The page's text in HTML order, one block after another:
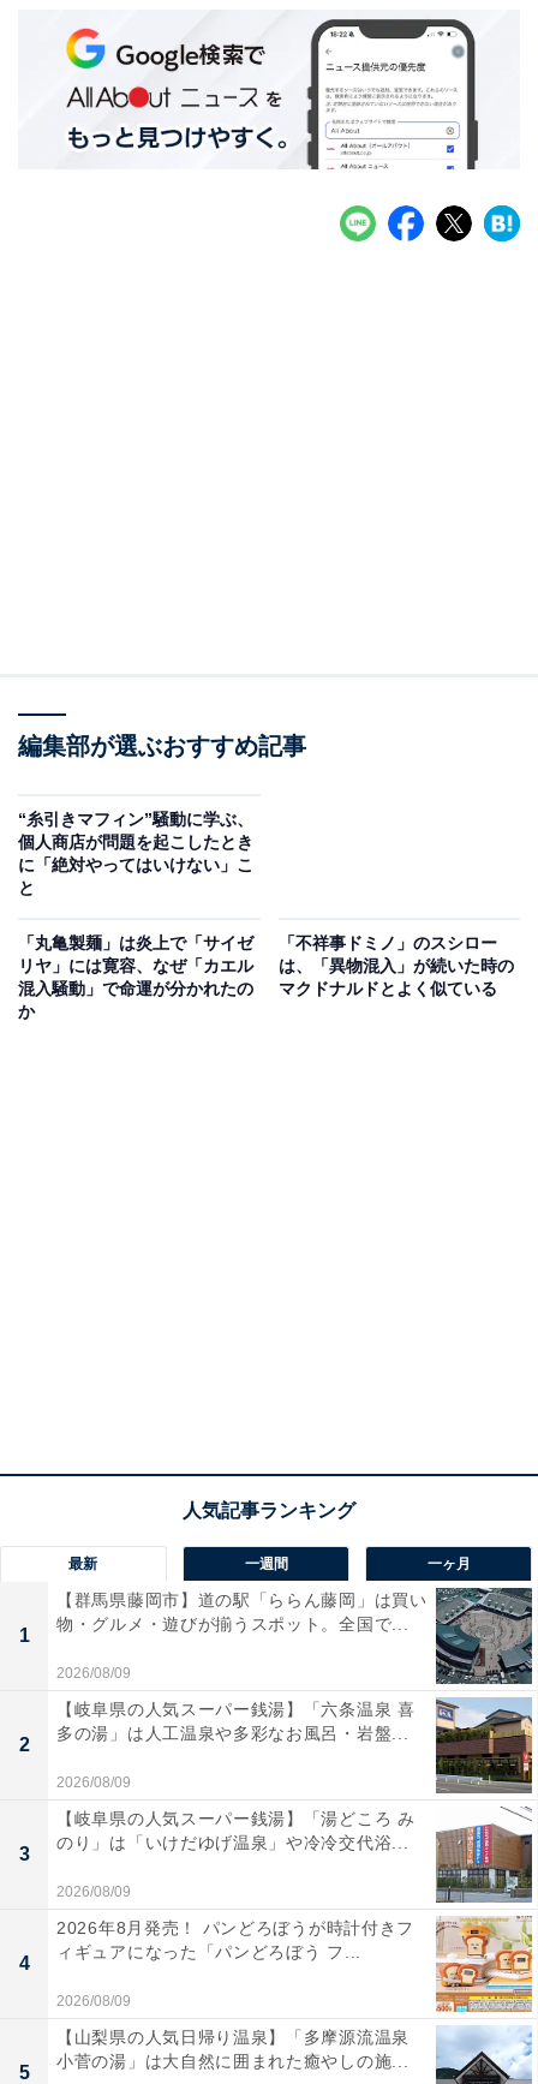
編集部が選ぶおすすめ記事
“糸引きマフィン”騒動に学ぶ、
個人商店が問題を起こしたとき
に「絶対やってはいけない」こ
と
「丸亀製麺」は炎上で「サイゼ
リヤ」には寛容、なぜ「カエル
混入騒動」で命運が分かれたの
か
「不祥事ドミノ」のスシロー
は、「異物混入」が続いた時の
マクドナルドとよく似ている
最新 一週間 一ヶ月
1
【群馬県藤岡市】道の駅「ららん藤岡」は買い
物・グルメ・遊びが揃うスポット。全国で...
2026/08/09
2
【岐阜県の人気スーパー銭湯】「六条温泉 喜
多の湯」は人工温泉や多彩なお風呂・岩盤...
2026/08/09
3
【岐阜県の人気スーパー銭湯】「湯どころ み
のり」は「いけだゆげ温泉」や冷冷交代浴...
2026/08/09
4
2026年8月発売！ パンどろぼうが時計付きフ
ィギュアになった「パンどろぼう フ...
2026/08/09
5
【山梨県の人気日帰り温泉】「多摩源流温泉
小菅の湯」は大自然に囲まれた癒やしの施...